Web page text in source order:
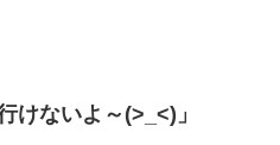
けないよ～(>_<)」